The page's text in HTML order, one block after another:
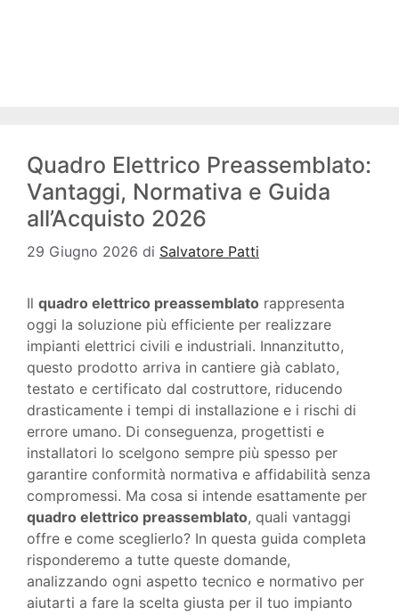
Quadro Elettrico Preassemblato:
Vantaggi, Normativa e Guida
all’Acquisto 2026
29 Giugno 2026 di Salvatore Patti
Il quadro elettrico preassemblato rappresenta
oggi la soluzione più efficiente per realizzare
impianti elettrici civili e industriali. Innanzitutto,
questo prodotto arriva in cantiere già cablato,
testato e certificato dal costruttore, riducendo
drasticamente i tempi di installazione e i rischi di
errore umano. Di conseguenza, progettisti e
installatori lo scelgono sempre più spesso per
garantire conformità normativa e affidabilità senza
compromessi. Ma cosa si intende esattamente per
quadro elettrico preassemblato, quali vantaggi
offre e come sceglierlo? In questa guida completa
risponderemo a tutte queste domande,
analizzando ogni aspetto tecnico e normativo per
aiutarti a fare la scelta giusta per il tuo impianto